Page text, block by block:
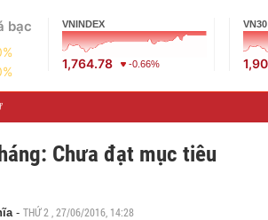
bạc VNINDEX
1,764.78 -0.66%
VN30
Chưa đạt mục tiêu
- THỨ 2 , 27/06/2016, 14:28